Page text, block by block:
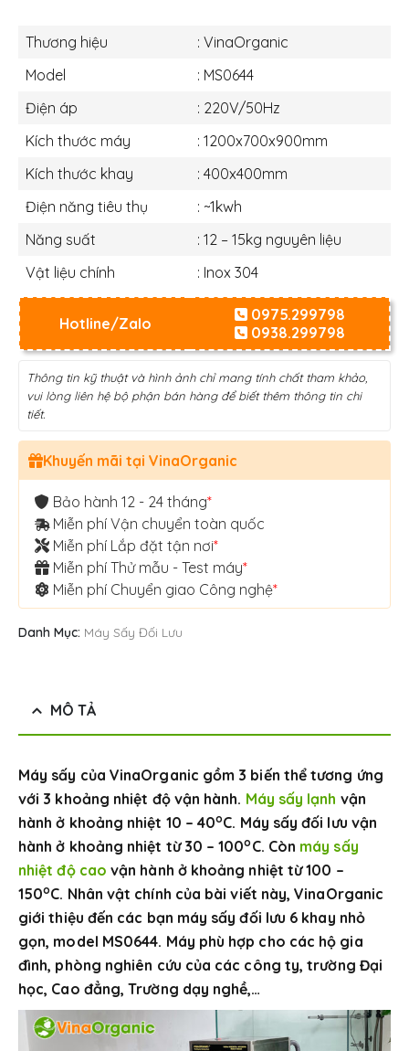
Thương hiệu
: VinaOrganic
Model
: MS0644
Điện áp
: 220V/50Hz
Kích thước máy
: 1200x700x900mm
Kích thước khay
: 400x400mm
Điện năng tiêu thụ
: ~1kwh
Năng suất
: 12 – 15kg nguyên liệu
Vật liệu chính
: Inox 304
Hotline/Zalo
0975.299798
0938.299798
Thông tin kỹ thuật và hình ảnh chỉ mang tính chất tham khảo,
vui lòng liên hệ bộ phận bán hàng để biết thêm thông tin chi
tiết.
Khuyến mãi tại VinaOrganic
Bảo hành 12 - 24 tháng*
Miễn phí Vận chuyển toàn quốc
Miễn phí Lắp đặt tận nơi*
Miễn phí Thử mẫu - Test máy*
Miễn phí Chuyển giao Công nghệ*
Danh Mục: Máy Sấy Đối Lưu
MÔ TẢ
Máy sấy của VinaOrganic gồm 3 biến thể tương ứng
với 3 khoảng nhiệt độ vận hành. Máy sấy lạnh vận
hành ở khoảng nhiệt 10 – 40oC. Máy sấy đối lưu vận
hành ở khoảng nhiệt từ 30 – 100o C. Còn máy sấy
nhiệt độ cao vận hành ở khoảng nhiệt từ 100 –
150oC. Nhân vật chính của bài viết này, VinaOrganic
giới thiệu đến các bạn máy sấy đối lưu 6 khay nhỏ
gọn, model MS0644. Máy phù hợp cho các hộ gia
đình, phòng nghiên cứu của các công ty, trường Đại
học, Cao đẳng, Trường dạy nghề,…